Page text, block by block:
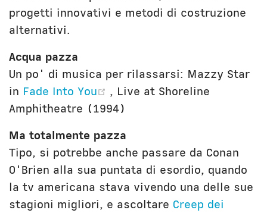
progetti innovativi e metodi di costruzione
alternativi.
Acqua pazza
Un po' di musica per rilassarsi: Mazzy Star
in Fade Into You (opens new window)
, Live at Shoreline
Amphitheatre (1994)
Ma totalmente pazza
Tipo, si potrebbe anche passare da Conan
O'Brien alla sua puntata di esordio, quando
la tv americana stava vivendo una delle sue
stagioni migliori, e ascoltare Creep dei